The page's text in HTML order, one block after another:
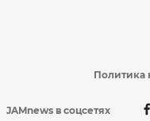
Политика
JAMnews в соцсетях